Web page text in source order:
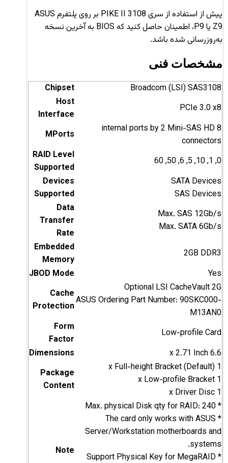
پیش از استفاده از سری PIKE II 3108 بر روی پلتفرم ASUS
Z9 یا P9، اطمینان حاصل کنید که BIOS به آخرین نسخه
به‌روزرسانی شده باشد.
مشخصات فنی
Broadcom (LSI) SAS3108
Chipset
PCIe 3.0 x8
Host
Interface
8 internal ports by 2 Mini-SAS HD
connectors
MPorts
0, 1, 10, 5, 6, 50, 60
RAID Level
Supported
SATA Devices
SAS Devices
Devices
Supported
Max. SAS 12Gb/s
Max. SATA 6Gb/s
Data
Transfer
Rate
2GB DDR3
Embedded
Memory
Yes
JBOD Mode
Optional LSI CacheVault 2G
ASUS Ordering Part Number: 90SKC000-
M13AN0
Cache
Protection
Low-profile Card
Form
Factor
6.6 x 2.71 Inch
Dimensions
1 x Full-height Bracket (Default)
1 x Low-profile Bracket
1 x Driver Disc
Package
Content
* Max. physical Disk qty for RAID: 240
* The card only works with ASUS
Server/Workstation motherboards and
systems.
* Support Physical Key for MegaRAID
Note